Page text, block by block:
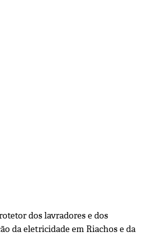
dos lavradores e dos
da eletricidade em Riachos e da